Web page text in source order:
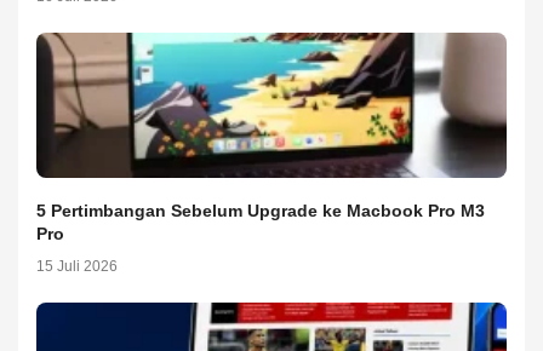
5 Pertimbangan Sebelum Upgrade ke Macbook Pro M3
Pro
15 Juli 2026